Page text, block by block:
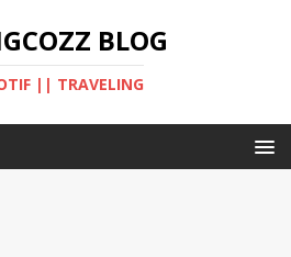
BLOG
|| TRAVELING